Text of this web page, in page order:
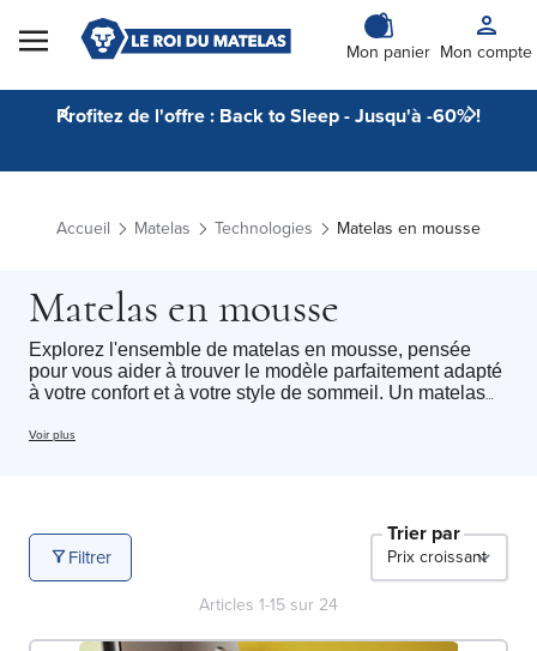
Skip to Content
Mon panier Mon compte
Profitez de l'offre : Back to Sleep - Jusqu'à -60% !
Accueil Matelas Technologies Matelas en mousse
Matelas en mousse
Explorez l'ensemble de matelas en mousse, pensée
pour vous aider à trouver le modèle parfaitement adapté
à votre confort et à votre style de sommeil. Un matelas
une sensation enveloppante idéale pour celles et ceux
Chez Le Roi du Matelas, nous proposons différents
niveaux de confort afin de nous adapter à chaque type
bien aumatelas équilibré. Ces modèles sont conçus
Voir plus
Filtrer
Trier par
Articles 1-15 sur 24